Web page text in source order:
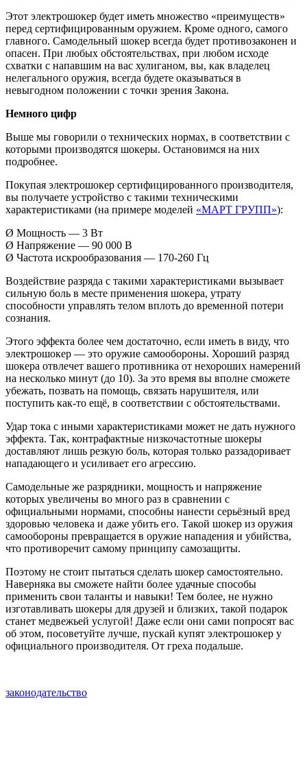
Этот электрошокер будет иметь множество «преимуществ»
перед сертифицированным оружием. Кроме одного, самого
главного. Самодельный шокер всегда будет противозаконен и
опасен. При любых обстоятельствах, при любом исходе
схватки с напавшим на вас хулиганом, вы, как владелец
нелегального оружия, всегда будете оказываться в
невыгодном положении с точки зрения Закона.
Немного цифр
Выше мы говорили о технических нормах, в соответствии с
которыми производятся шокеры. Остановимся на них
подробнее.
Покупая электрошокер сертифицированного производителя,
вы получаете устройство с такими техническими
характеристиками (на примере моделей «МАРТ ГРУПП»):
Ø Мощность — 3 Вт
Ø Напряжение — 90 000 В
Ø Частота искрообразования — 170-260 Гц
Воздействие разряда с такими характеристиками вызывает
сильную боль в месте применения шокера, утрату
способности управлять телом вплоть до временной потери
сознания.
Этого эффекта более чем достаточно, если иметь в виду, что
электрошокер — это оружие самообороны. Хороший разряд
шокера отвлечет вашего противника от нехороших намерений
на несколько минут (до 10). За это время вы вполне сможете
убежать, позвать на помощь, связать нарушителя, или
поступить как-то ещё, в соответствии с обстоятельствами.
Удар тока с иными характеристиками может не дать нужного
эффекта. Так, контрафактные низкочастотные шокеры
доставляют лишь резкую боль, которая только раззадоривает
нападающего и усиливает его агрессию.
Самодельные же разрядники, мощность и напряжение
которых увеличены во много раз в сравнении с
официальными нормами, способны нанести серьёзный вред
здоровью человека и даже убить его. Такой шокер из оружия
самообороны превращается в оружие нападения и убийства,
что противоречит самому принципу самозащиты.
Поэтому не стоит пытаться сделать шокер самостоятельно.
Наверняка вы сможете найти более удачные способы
применить свои таланты и навыки! Тем более, не нужно
изготавливать шокеры для друзей и близких, такой подарок
станет медвежьей услугой! Даже если они сами попросят вас
об этом, посоветуйте лучше, пускай купят электрошокер у
официального производителя. От греха подальше.
законодательство